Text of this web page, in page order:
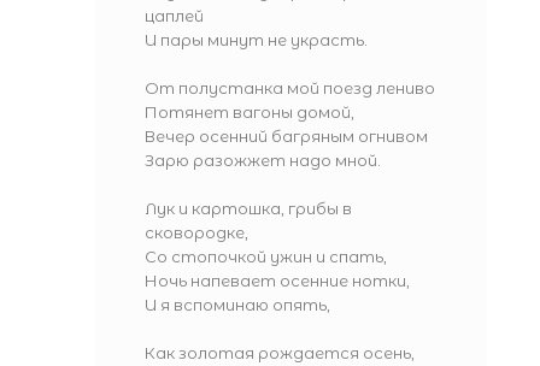
цаплей
И пары минут не украсть.
От полустанка мой поезд лениво
Потянет вагоны домой,
Вечер осенний багряным огнивом
Зарю разожжет надо мной.
Лук и картошка, грибы в
сковородке,
Со стопочкой ужин и спать,
Ночь напевает осенние нотки,
И я вспоминаю опять,
Как золотая рождается осень,